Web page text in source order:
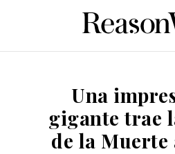
Una
gigante trae
de la